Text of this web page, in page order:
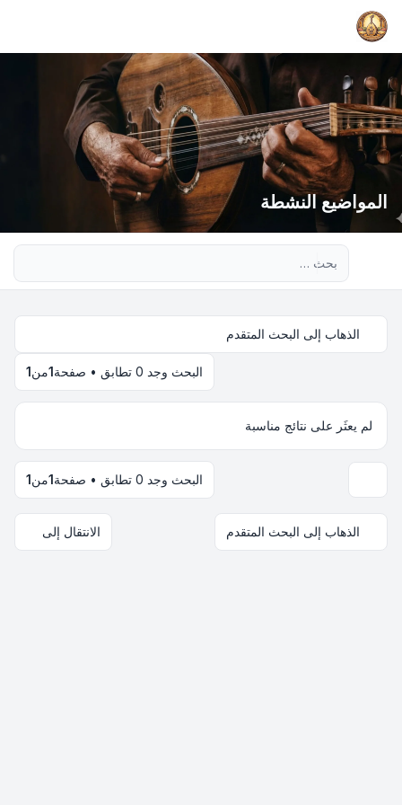
المواضيع النشطة
الذهاب إلى البحث المتقدم
البحث وجد 0 تطابق • صفحة 1من1
لم يعثَر على نتائج مناسبة
البحث وجد 0 تطابق • صفحة 1من1
الذهاب إلى البحث المتقدم الانتقال إلى